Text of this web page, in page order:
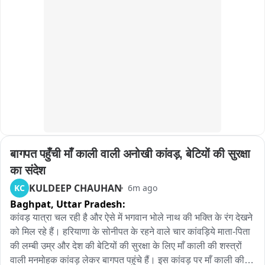
बागपत पहुँची माँ काली वाली अनोखी कांवड़, बेटियों की सुरक्षा
का संदेश
KC KULDEEP CHAUHAN 6m ago
Baghpat, Uttar Pradesh:
कांवड़ यात्रा चल रही है और ऐसे में भगवान भोले नाथ की भक्ति के रंग देखने
को मिल रहे हैं। हरियाणा के सोनीपत के रहने वाले चार कांवड़िये माता-पिता
की लम्बी उम्र और देश की बेटियों की सुरक्षा के लिए माँ काली की शस्त्रों
वाली मनमोहक कांवड़ लेकर बागपत पहुंचे हैं। इस कांवड़ पर माँ काली की